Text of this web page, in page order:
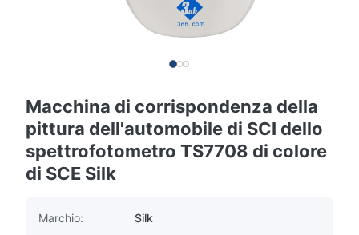
Macchina di corrispondenza della
pittura dell'automobile di SCI dello
spettrofotometro TS7708 di colore
di SCE Silk
Marchio:
Silk